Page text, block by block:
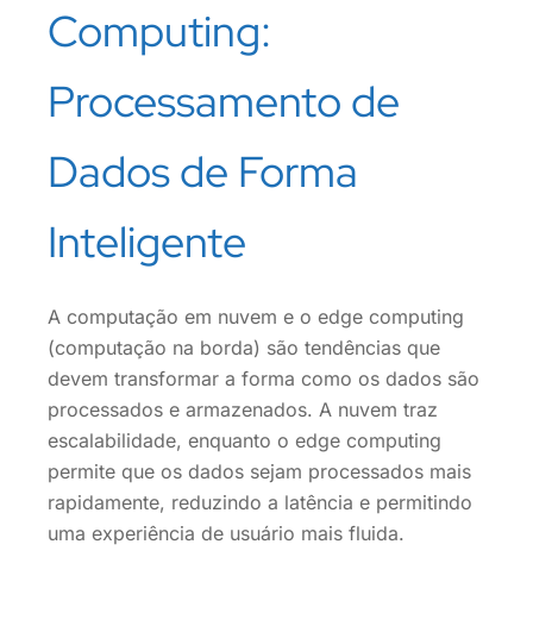
Computing:
Processamento de
Dados de Forma
Inteligente
A computação em nuvem e o edge computing
(computação na borda) são tendências que
devem transformar a forma como os dados são
processados e armazenados. A nuvem traz
escalabilidade, enquanto o edge computing
permite que os dados sejam processados mais
rapidamente, reduzindo a latência e permitindo
uma experiência de usuário mais fluida.